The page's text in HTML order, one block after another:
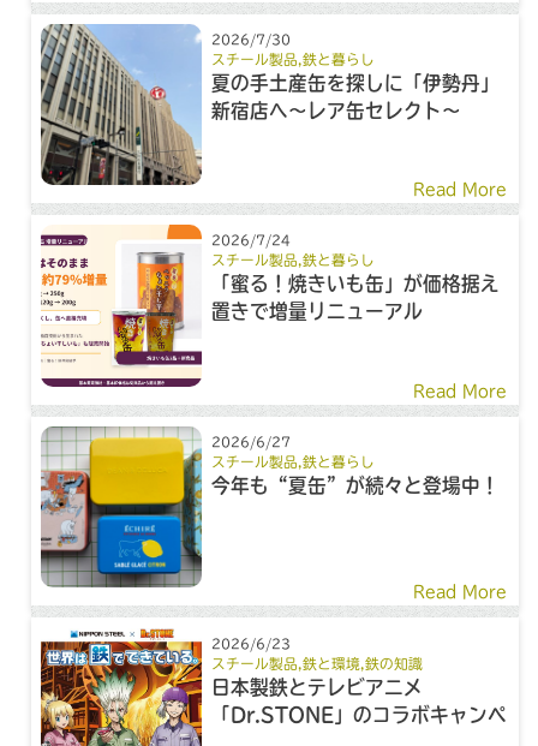
2026/7/30
スチール製品 ,鉄と暮らし
夏の手土産缶を探しに「伊勢丹」
新宿店へ～レア缶セレクト～
Read More
2026/7/24
スチール製品,鉄と暮らし
「蜜る！焼きいも缶」が価格据え
置きで増量リニューアル
Read More
2026/6/27
スチール製品 ,鉄と暮らし
今年も“夏缶”が続々と登場中！
Read More
2026/6/23
スチール製品 ,鉄と環境 ,鉄の知識
日本製鉄とテレビアニメ
「Dr.STONE」のコラボキャンペ